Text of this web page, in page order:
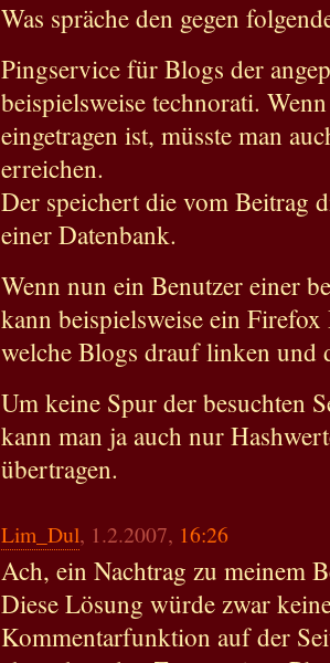
Was spräche den gegen
Pingservice für Blogs der
beispielsweise technorati.
eingetragen ist, müsste man
erreichen.
Der speichert die vom Beitrag
einer Datenbank.
Wenn nun ein Benutzer einer
kann beispielsweise ein
welche Blogs drauf linken und
Um keine Spur der besuchten
kann man ja auch nur
übertragen.
Lim_Dul, 1.2.2007, 16:26
Ach, ein Nachtrag zu meinem
Diese Lösung würde zwar
Kommentarfunktion auf der